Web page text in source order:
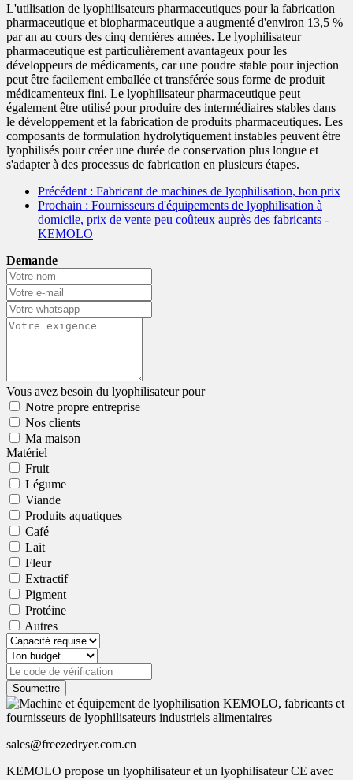
L'utilisation de lyophilisateurs pharmaceutiques pour la fabrication
pharmaceutique et biopharmaceutique a augmenté d'environ 13,5 %
par an au cours des cinq dernières années. Le lyophilisateur
pharmaceutique est particulièrement avantageux pour les
développeurs de médicaments, car une poudre stable pour injection
peut être facilement emballée et transférée sous forme de produit
médicamenteux fini. Le lyophilisateur pharmaceutique peut
également être utilisé pour produire des intermédiaires stables dans
le développement et la fabrication de produits pharmaceutiques. Les
composants de formulation hydrolytiquement instables peuvent être
lyophilisés pour créer une durée de conservation plus longue et
s'adapter à des processus de fabrication en plusieurs étapes.
Précédent : Fabricant de machines de lyophilisation, bon prix
Prochain : Fournisseurs d'équipements de lyophilisation à
domicile, prix de vente peu coûteux auprès des fabricants -
KEMOLO
Demande
Vous avez besoin du lyophilisateur pour
Notre propre entreprise
Nos clients
Ma maison
Matériel
Fruit
Légume
Viande
Produits aquatiques
Café
Lait
Fleur
Extractif
Pigment
Protéine
Autres
Soumettre
sales@freezedryer.com.cn
KEMOLO propose un lyophilisateur et un lyophilisateur CE avec